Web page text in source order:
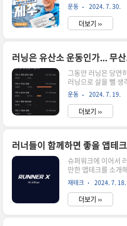
만족해야 합니다. 제
인 명의로 택배를 이
시 지원 제외추가..
장에서 진행이 됐고
진행이 됩니다. 유투
강의를 수없이 봐왔
보고 싶어서 다녀왔
용 입니다. 무릎을 내
앞으로 내 디디면 몸
속 움직이면 자연스
가 되는 것입니다.
던 동작 입니다. 의식
니 몸이 힘이 들어가
불편하고 어색하게
운동 2024. 7. 30.
더보기 ››
러닝은 유산소 운동인가... 무
그동안 러닝은 당연
러닝으로 살을 뺄
로가 넘었을 때 러닝
낮추는게 가능했습
게가 내려오고 나서
고 정체가 된 상태 입
다. @출처: 유투브
산소 러닝을 하고 있
러닝 기록들을 찾아
러닝 기록을 살펴 보
서 심박수가 측정이
순서대로 7.17일, 16
운동 2024. 7. 19.
더보기 ››
슈퍼워크에 이어서
만한 앱테크를 소개
D-run 이라는 이름
X 라는 이름으로 리
스에 상장이 되었고
있습니다. 슈퍼워크
재테크 2024. 7. 18.
더보기 ››